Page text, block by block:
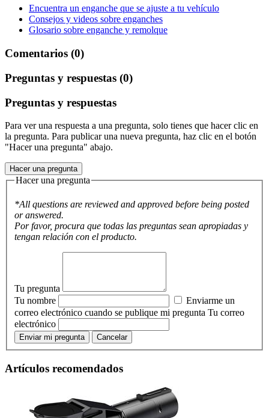
Encuentra un enganche que se ajuste a tu vehículo
Consejos y videos sobre enganches
Glosario sobre enganche y remolque
Comentarios (0)
Preguntas y respuestas (0)
Preguntas y respuestas
Para ver una respuesta a una pregunta, solo tienes que hacer clic en
la pregunta. Para publicar una nueva pregunta, haz clic en el botón
"Hacer una pregunta" abajo.
Hacer una pregunta
Hacer una pregunta
*All questions are reviewed and approved before being posted
or answered.
Por favor, procura que todas las preguntas sean apropiadas y
tengan relación con el producto.
Tu pregunta
Tu nombre
Enviarme un
correo electrónico cuando se publique mi pregunta Tu correo
electrónico
Enviar mi pregunta Cancelar
Artículos recomendados